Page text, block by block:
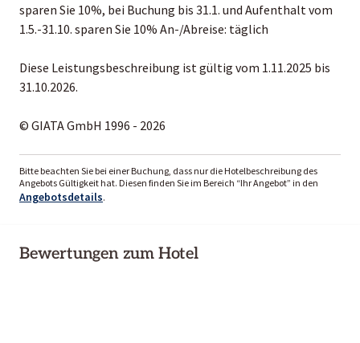
sparen Sie 10%, bei Buchung bis 31.1. und Aufenthalt vom
1.5.-31.10. sparen Sie 10% An-/Abreise: täglich
Diese Leistungsbeschreibung ist gültig vom 1.11.2025 bis
31.10.2026.
© GIATA GmbH 1996 - 2026
Bitte beachten Sie bei einer Buchung, dass nur die Hotelbeschreibung des
Angebots Gültigkeit hat. Diesen finden Sie im Bereich “Ihr Angebot” in den
Angebotsdetails.
Bewertungen zum Hotel